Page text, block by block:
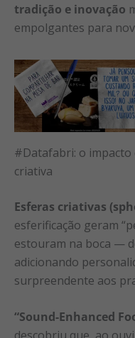
tradição e inovação
empolgantes para
#Datafabri: o
criativa
Esferas criativas
esferificação geram
estouram na boca —
adicionando
surpreendente aos
“Sound-Enhanced